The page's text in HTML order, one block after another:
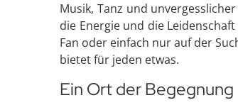
Musik, Tanz und
die Energie und die
Fan oder einfach nur auf der
bietet für jeden etwas.
Ein Ort der Begegnung